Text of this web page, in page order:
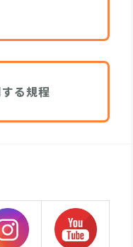
る規程